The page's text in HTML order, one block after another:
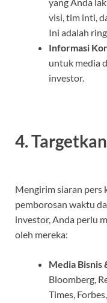
visi, tim inti,
Ini adalah
Informasi
untuk media
investor.
4.
Mengirim siaran pers
pemborosan waktu
investor, Anda perlu
oleh mereka:
Media Bisnis
Bloomberg,
Times,